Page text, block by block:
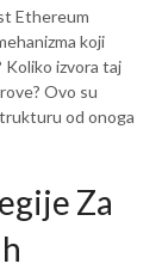
Ethereum
koji
izvora taj
Ovo su
od onoga
Za